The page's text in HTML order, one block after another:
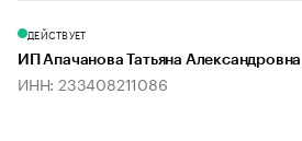
ДЕЙСТВУЕТ
ИП Апачанова Татьяна Александровна
ИНН: 233408211086